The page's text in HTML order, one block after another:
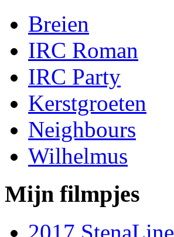
Breien
IRC Roman
IRC Party
Kerstgroeten
Neighbours
Wilhelmus
Mijn filmpjes
2017 StenaLine